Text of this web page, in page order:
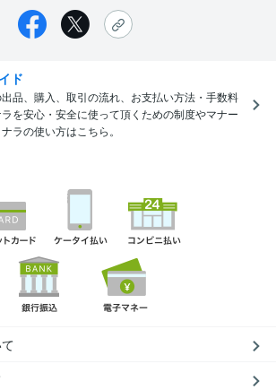
ド
品、購入、取引の流れ、お支払い方法・手数料
を安心・安全に使って頂くための制度やマナー
ラの使い方はこちら。